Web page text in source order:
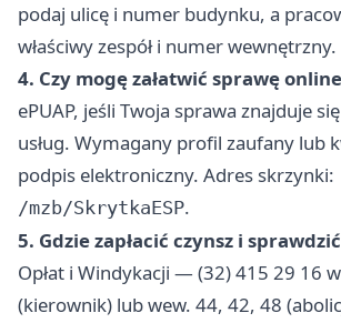
podaj ulicę i numer budynku, a
właściwy zespół i numer wewnętrzny.
4. Czy mogę załatwić sprawę
ePUAP, jeśli Twoja sprawa znajduje
usług. Wymagany profil zaufany lub
podpis elektroniczny. Adres skrzynki:
/mzb/SkrytkaESP.
5. Gdzie zapłacić czynsz i
Opłat i Windykacji — (32) 415 29 16
(kierownik) lub wew. 44, 42, 48